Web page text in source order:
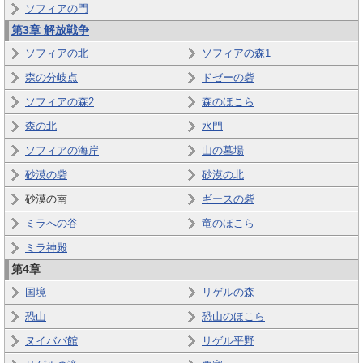
ソフィアの門
第3章 解放戦争
ソフィアの北
ソフィアの森1
森の分岐点
ドゼーの砦
ソフィアの森2
森のほこら
森の北
水門
ソフィアの海岸
山の墓場
砂漠の砦
砂漠の北
砂漠の南
ギースの砦
ミラへの谷
竜のほこら
ミラ神殿
第4章
国境
リゲルの森
恐山
恐山のほこら
ヌイババ館
リゲル平野